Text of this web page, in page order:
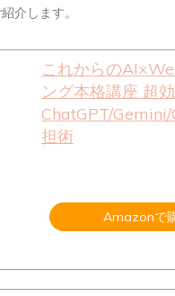
介します。
これからの
ング本格講座 超
ChatGPT/
担術
Amazonで